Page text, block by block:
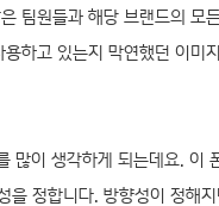
팀원들과 해당 브랜드의 모
하고 있는지 막연했던 이미
많이 생각하게 되는데요. 이
을 정합니다. 방향성이 정해